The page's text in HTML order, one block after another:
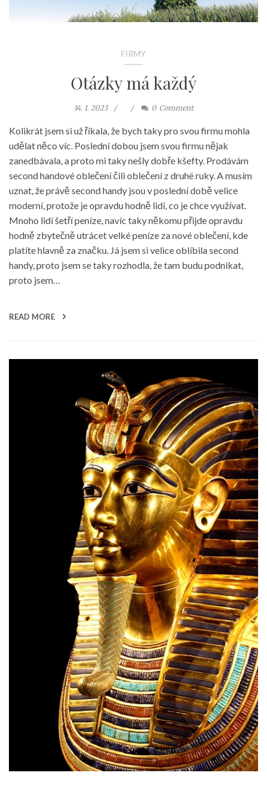
FIRMY
Otázky má každý
14. 1. 2023 0 Comment
Kolikrát jsem si už říkala, že bych taky pro svou firmu mohla
udělat něco víc. Poslední dobou jsem svou firmu nějak
zanedbávala, a proto mi taky nešly dobře kšefty. Prodávám
second handové oblečení čili oblečení z druhé ruky. A musím
uznat, že právě second handy jsou v poslední době velice
moderní, protože je opravdu hodně lidí, co je chce využívat.
Mnoho lidí šetří peníze, navíc taky někomu přijde opravdu
hodně zbytečně utrácet velké peníze za nové oblečení, kde
platíte hlavně za značku. Já jsem si velice oblíbila second
handy, proto jsem se taky rozhodla, že tam budu podnikat,
proto jsem…
READ MORE